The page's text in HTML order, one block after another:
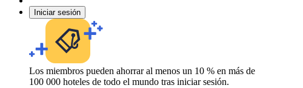
Iniciar sesión
Los miembros pueden ahorrar al menos un 10 % en más de
100 000 hoteles de todo el mundo tras iniciar sesión.